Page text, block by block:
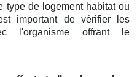
type de logement habitat ou
important de vérifier les
l'organisme offrant le